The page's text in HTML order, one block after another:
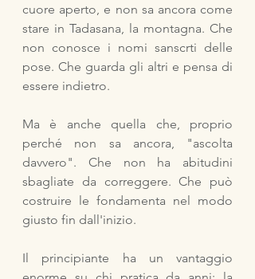
cuore aperto, e non sa ancora come
stare in Tadasana, la montagna. Che
non conosce i nomi sanscrti delle
pose. Che guarda gli altri e pensa di
essere indietro.
Ma è anche quella che, proprio
perché non sa ancora, "ascolta
davvero". Che non ha abitudini
sbagliate da correggere. Che può
costruire le fondamenta nel modo
giusto fin dall'inizio.
Il principiante ha un vantaggio